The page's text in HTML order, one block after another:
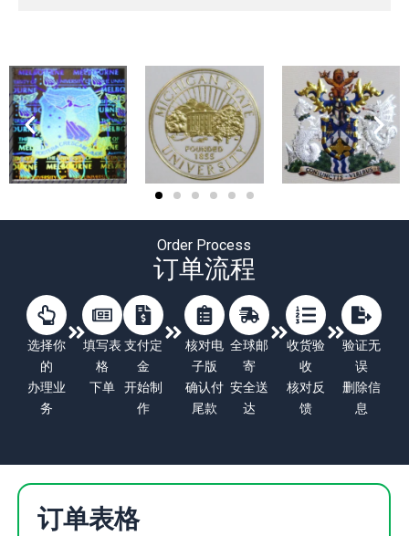
Order Process
订单流程
选择你
的
办理业
务
填写表
格
下单
支付定
金
开始制
作
核对电
子版
确认付
尾款
全球邮
寄
安全送
达
收货验
收
核对反
馈
验证无
误
删除信
息
订单表格